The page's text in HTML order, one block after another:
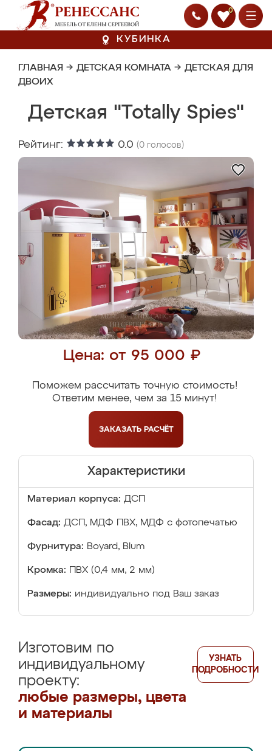
0
КУБИНКА
ГЛАВНАЯ → ДЕТСКАЯ КОМНАТА → ДЕТСКАЯ ДЛЯ
ДВОИХ
Детская "Totally Spies"
Рейтинг: 0.0 (0 голосов)
Цена: от 95 000 ₽
Поможем рассчитать точную стоимость!
Ответим менее, чем за 15 минут!
ЗАКАЗАТЬ РАСЧЁТ
Характеристики
Материал корпуса: ДСП
Фасад: ДСП, МДФ ПВХ, МДФ с фотопечатью
Фурнитура: Boyard, Blum
Кромка: ПВХ (0,4 мм, 2 мм)
Размеры: индивидуально под Ваш заказ
Изготовим по
индивидуальному
проекту:
любые размеры, цвета
и материалы
УЗНАТЬ
ПОДРОБНОСТИ